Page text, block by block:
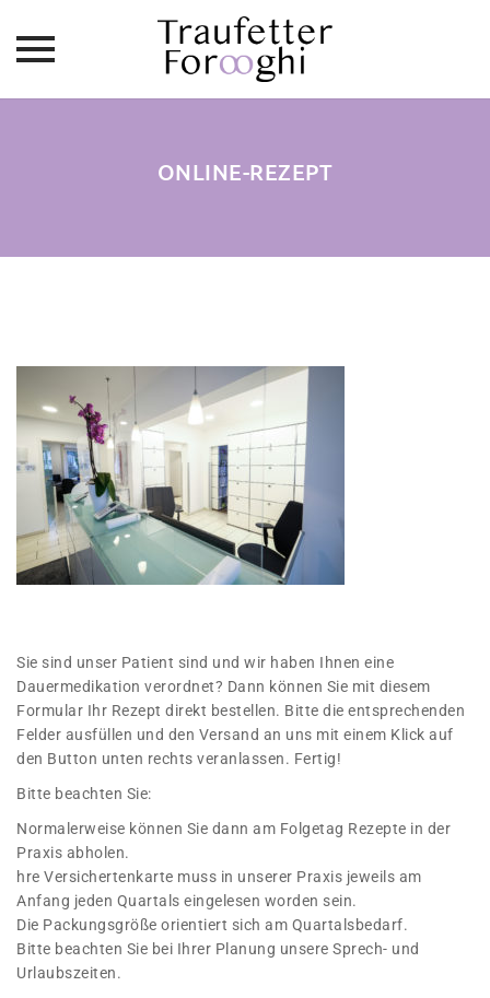
ONLINE-REZEPT
Sie sind unser Patient sind und wir haben Ihnen eine
Dauermedikation verordnet? Dann können Sie mit diesem
Formular Ihr Rezept direkt bestellen. Bitte die entsprechenden
Felder ausfüllen und den Versand an uns mit einem Klick auf
den Button unten rechts veranlassen. Fertig!
Bitte beachten Sie:
Normalerweise können Sie dann am Folgetag Rezepte in der
Praxis abholen.
hre Versichertenkarte muss in unserer Praxis jeweils am
Anfang jeden Quartals eingelesen worden sein.
Die Packungsgröße orientiert sich am Quartalsbedarf.
Bitte beachten Sie bei Ihrer Planung unsere Sprech- und
Urlaubszeiten.